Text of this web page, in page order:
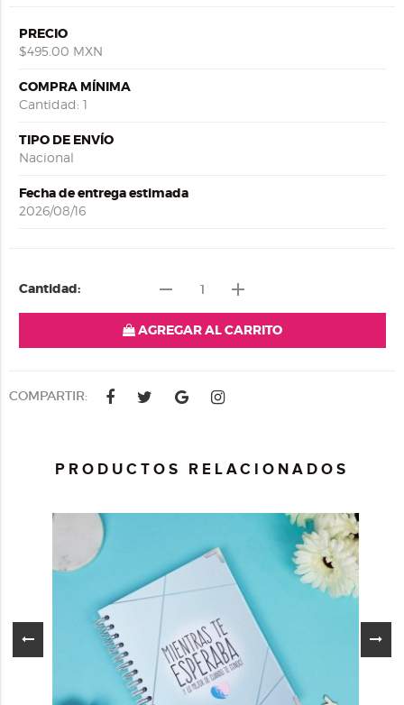
PRECIO
$495.00 MXN
COMPRA MÍNIMA
Cantidad: 1
TIPO DE ENVÍO
Nacional
Fecha de entrega estimada
2026/08/16
Cantidad: remove add
AGREGAR AL CARRITO
COMPARTIR:
PRODUCTOS RELACIONADOS